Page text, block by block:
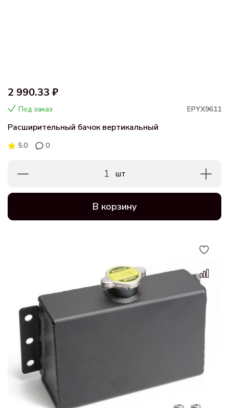
2 990.33 ₽
Под заказ EPYX9611
Расширительный бачок вертикальный
5.0 0
1 шт
В корзину